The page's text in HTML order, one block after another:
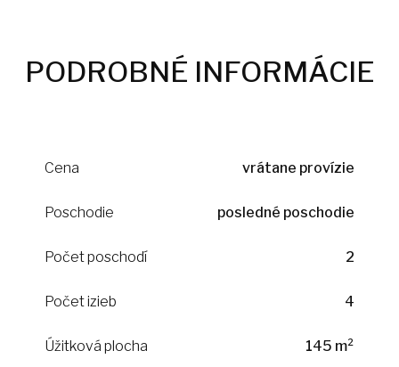
PODROBNÉ INFORMÁCIE
Cena vrátane provízie
Poschodie posledné poschodie
Počet poschodí 2
Počet izieb 4
Úžitková plocha 145 m²